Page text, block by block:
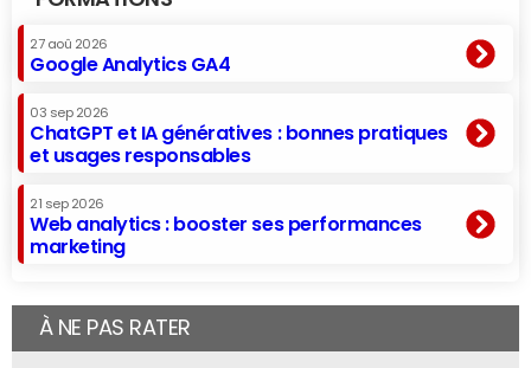
27 aoû 2026
Google Analytics GA4
03 sep 2026
ChatGPT et IA génératives : bonnes pratiques
et usages responsables
21 sep 2026
Web analytics : booster ses performances
marketing
À NE PAS RATER